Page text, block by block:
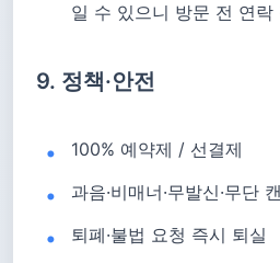
일 수 있으니 방문 전 연락
9. 정책·안전
100% 예약제 / 선결제
과음·비매너·무발신·무단
퇴폐·불법 요청 즉시 퇴실